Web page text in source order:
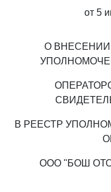
от 5
О
В РЕЕСТР
ООО "БОШ